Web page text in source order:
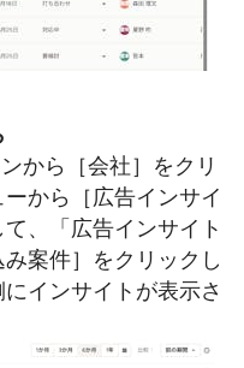
から［会社］をクリ
から［広告インサイ
、「広告インサイト
案件］をクリックし
インサイトが表示さ